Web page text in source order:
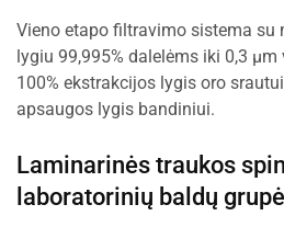
Vieno etapo filtravimo sistema
lygiu 99,995% dalelėms iki 0,3
100% ekstrakcijos lygis oro
apsaugos lygis bandiniui.
Laminarinės traukos
laboratorinių baldų grupė